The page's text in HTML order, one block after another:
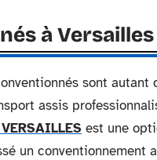
à Versailles
sont
assis
est une
un conventionnement